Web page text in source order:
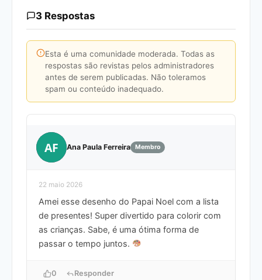
3 Respostas
Esta é uma comunidade moderada. Todas as
respostas são revistas pelos administradores
antes de serem publicadas. Não toleramos
spam ou conteúdo inadequado.
AF Ana Paula Ferreira Membro
22 maio 2026
Amei esse desenho do Papai Noel com a lista
de presentes! Super divertido para colorir com
as crianças. Sabe, é uma ótima forma de
passar o tempo juntos.
0 Responder